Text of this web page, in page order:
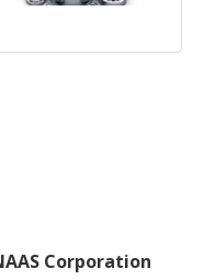
Corporation